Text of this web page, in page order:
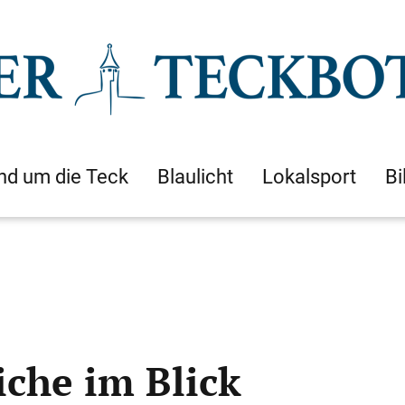
um die Teck Blaulicht Lokalsport
im Blick